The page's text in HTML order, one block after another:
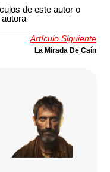
de este autor o
autora
Artículo Siguiente
La Mirada De Caín